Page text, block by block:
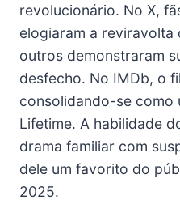
revolucionário. No X,
elogiaram a reviravolta
outros demonstraram
desfecho. No IMDb, o
consolidando-se como
Lifetime. A habilidade
drama familiar com
dele um favorito do
2025.